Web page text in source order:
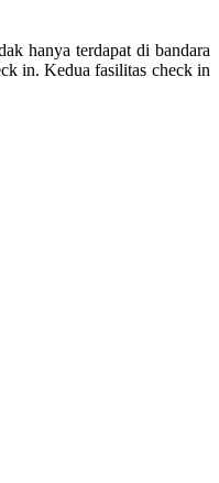
hanya terdapat di bandara
in. Kedua fasilitas check in